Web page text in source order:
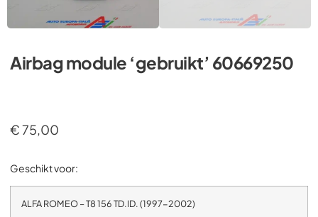
Airbag module ‘gebruikt’ 60669250
€75,00
Geschikt voor:
ALFA ROMEO – T8 156 TD.ID. (1997-2002)